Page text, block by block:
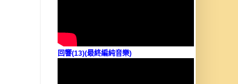
回響(13)(最終編純音樂)